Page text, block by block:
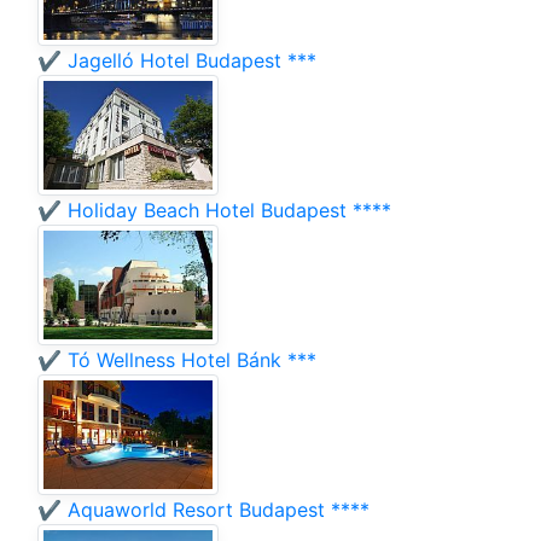
✔️ Jagelló Hotel Budapest ***
✔️ Holiday Beach Hotel Budapest ****
✔️ Tó Wellness Hotel Bánk ***
✔️ Aquaworld Resort Budapest ****